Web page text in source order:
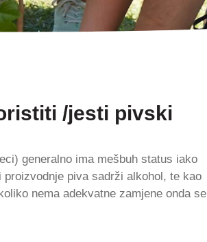
/jesti pivski
generalno ima mešbuh status iako
piva sadrži alkohol, te kao
nema adekvatne zamjene onda se